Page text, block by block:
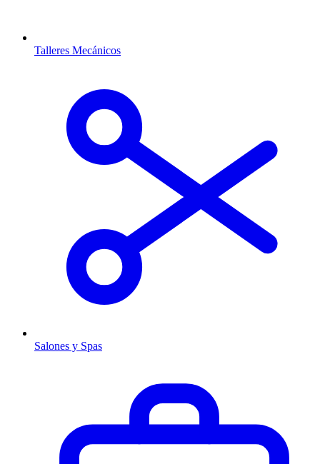
Talleres Mecánicos
Salones y Spas